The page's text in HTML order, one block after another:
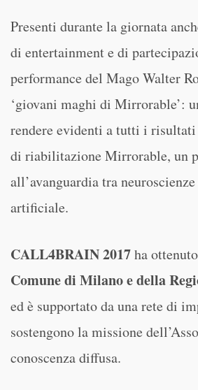
Presenti durante la giornata
di entertainment e di
performance del Mago Walter
‘giovani maghi di Mirrorable’:
rendere evidenti a tutti i
di riabilitazione Mirrorable, un
all’avanguardia tra
artificiale.
CALL4BRAIN 2017ha
Comune di Milano e della
ed è supportato da una rete di
sostengono la missione
conoscenza diffusa.